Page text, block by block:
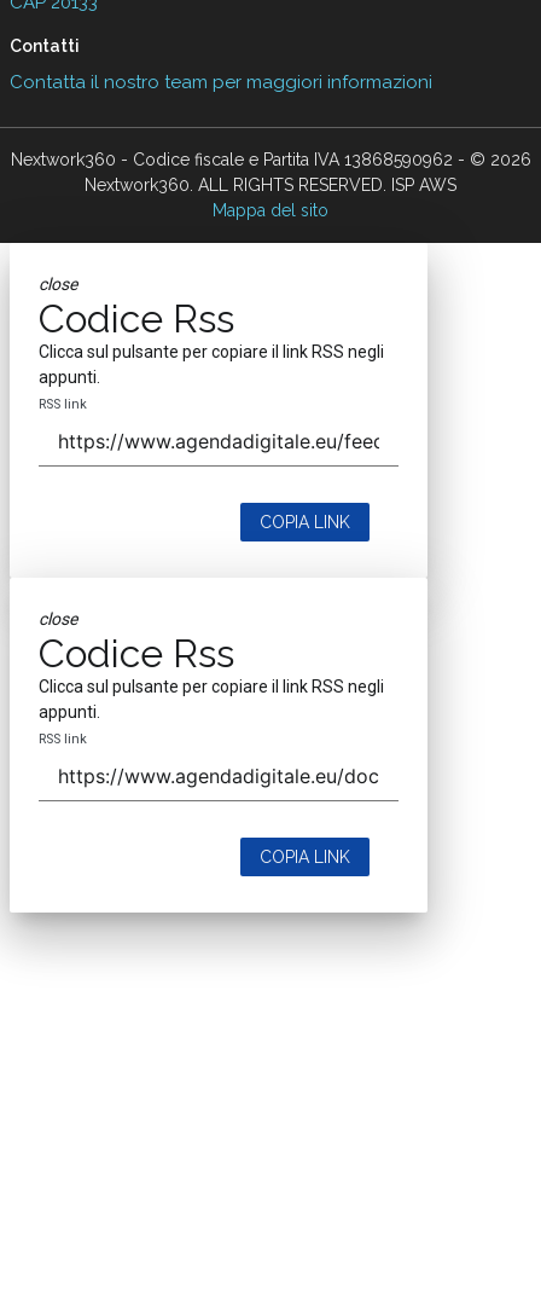
Contatti
Contatta il nostro team per maggiori informazioni
Nextwork360 - Codice fiscale e Partita IVA 13868590962 - © 2026
Nextwork360. ALL RIGHTS RESERVED. ISP AWS
Mappa del sito
close
Codice Rss
Clicca sul pulsante per copiare il link RSS negli
appunti.
RSS link
COPIA LINK
close
Codice Rss
Clicca sul pulsante per copiare il link RSS negli
appunti.
RSS link
COPIA LINK